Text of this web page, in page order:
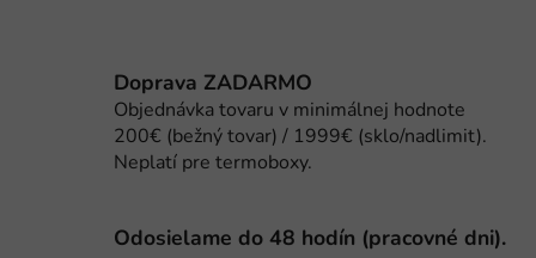
v
k
y
v
p
i
Doprava ZADARMO
Objednávka tovaru v minimálnej hodnote
200€ (bežný tovar) / 1999€ (sklo/nadlimit).
Neplatí pre termoboxy.
Odosielame do 48 hodín (pracovné dni).